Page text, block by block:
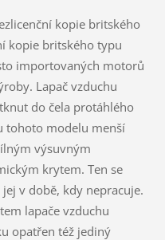
kopie britského
kopie britského typu
importovaných motorů
Lapač vzduchu
do čela protáhlého
tohoto modelu menší
výsuvným
krytem. Ten se
v době, kdy nepracuje.
lapače vzduchu
opatřen též jediný